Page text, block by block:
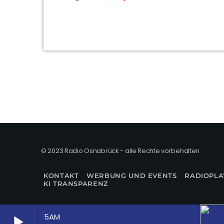
5AM
© 2023 Radio Osnabrück - alle Rechte vorbehalten
KONTAKT WERBUNG UND EVENTS
KI TRANSPARENZ